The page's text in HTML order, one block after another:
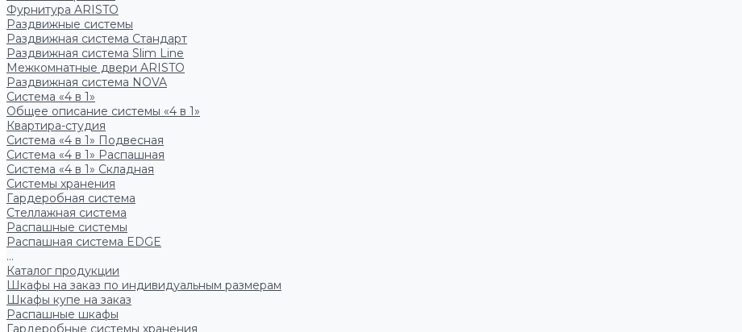
Фурнитура ARISTO
Раздвижные системы
Раздвижная система Стандарт
Раздвижная система Slim Line
Межкомнатные двери ARISTO
Раздвижная система NOVA
Система «4 в 1»
Общее описание системы «4 в 1»
Квартира-студия
Система «4 в 1» Подвесная
Система «4 в 1» Распашная
Система «4 в 1» Складная
Системы хранения
Гардеробная система
Стеллажная система
Распашные системы
Распашная система EDGE
...
Каталог продукции
Шкафы на заказ по индивидуальным размерам
Шкафы купе на заказ
Распашные шкафы
Гардеробные системы хранения